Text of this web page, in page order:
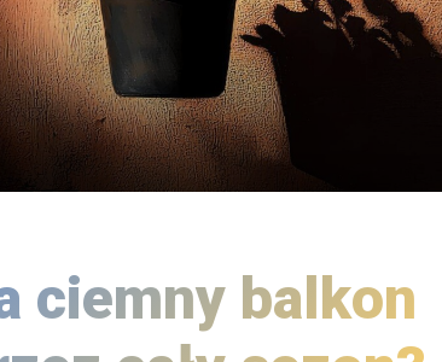
ciemny balkon